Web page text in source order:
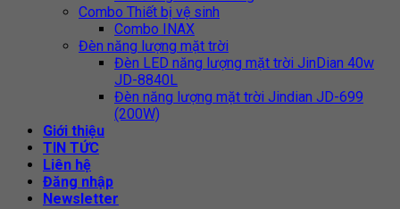
Combo Thiết bị vệ sinh
Combo INAX
Đèn năng lượng mặt trời
Đèn LED năng lượng mặt trời JinDian 40w
JD-8840L
Đèn năng lượng mặt trời Jindian JD-699
(200W)
Giới thiệu
TIN TỨC
Liên hệ
Đăng nhập
Newsletter